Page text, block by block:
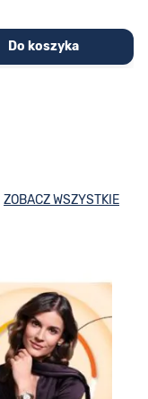
Do koszyka
ZOBACZ WSZYSTKIE